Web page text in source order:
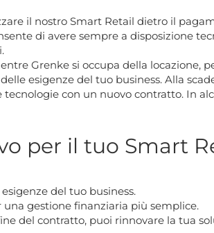
il nostro Smart Retail dietro il
di avere sempre a disposizione
Grenke si occupa della locazione,
esigenze del tuo business. Alla
con un nuovo contratto. In
per il tuo Smart
del tuo business.
gestione finanziaria più semplice.
del contratto, puoi rinnovare la tua